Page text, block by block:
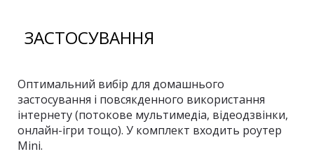
ЗАСТОСУВАННЯ
Оптимальний вибір для домашнього
застосування і повсякденного використання
інтернету (потокове мультимедіа, відеодзвінки,
онлайн-ігри тощо). У комплект входить роутер
Mini.